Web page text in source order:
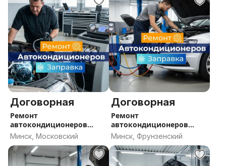
Минск
Минск
Договорная
Ремонт
автокондиционеров
Минск, заправка
кондиционера Минск,
СТО кондиционеры
Минск
Минск, Московский
Договорная
Ремонт
автокондиционеров
Минск, заправка
кондиционера Минск,
СТО кондиционеры
Минск
Минск, Фрунзенский